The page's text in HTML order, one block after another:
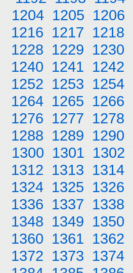
1204 1205 1206
1216 1217 1218
1228 1229 1230
1240 1241 1242
1252 1253 1254
1264 1265 1266
1276 1277 1278
1288 1289 1290
1300 1301 1302
1312 1313 1314
1324 1325 1326
1336 1337 1338
1348 1349 1350
1360 1361 1362
1372 1373 1374